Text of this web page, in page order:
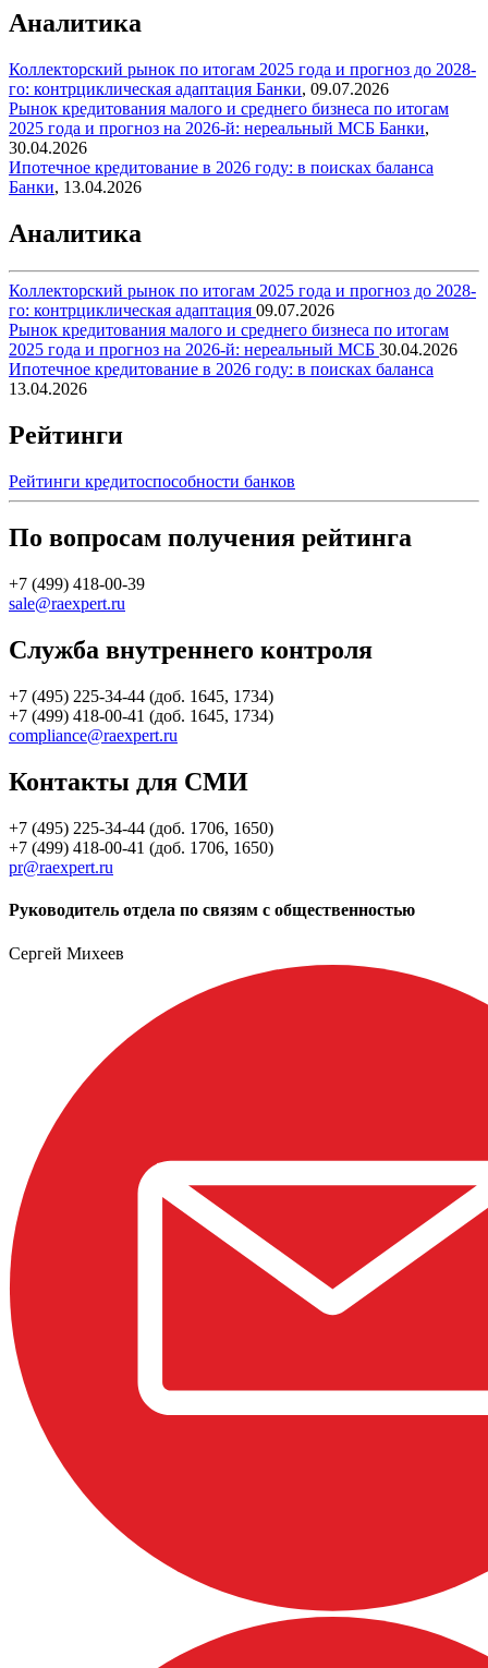
Аналитика
Коллекторский рынок по итогам 2025 года и прогноз до 2028-
го: контрциклическая адаптация Банки, 09.07.2026
Рынок кредитования малого и среднего бизнеса по итогам
2025 года и прогноз на 2026-й: нереальный МСБ Банки,
30.04.2026
Ипотечное кредитование в 2026 году: в поисках баланса
Банки, 13.04.2026
Аналитика
Коллекторский рынок по итогам 2025 года и прогноз до 2028-
го: контрциклическая адаптация 09.07.2026
Рынок кредитования малого и среднего бизнеса по итогам
2025 года и прогноз на 2026-й: нереальный МСБ 30.04.2026
Ипотечное кредитование в 2026 году: в поисках баланса
13.04.2026
Рейтинги
Рейтинги кредитоспособности банков
По вопросам получения рейтинга
+7 (499) 418-00-39
sale@raexpert.ru
Служба внутреннего контроля
+7 (495) 225-34-44 (доб. 1645, 1734)
+7 (499) 418-00-41 (доб. 1645, 1734)
compliance@raexpert.ru
Контакты для СМИ
+7 (495) 225-34-44 (доб. 1706, 1650)
+7 (499) 418-00-41 (доб. 1706, 1650)
pr@raexpert.ru
Руководитель отдела по связям с общественностью
Сергей Михеев